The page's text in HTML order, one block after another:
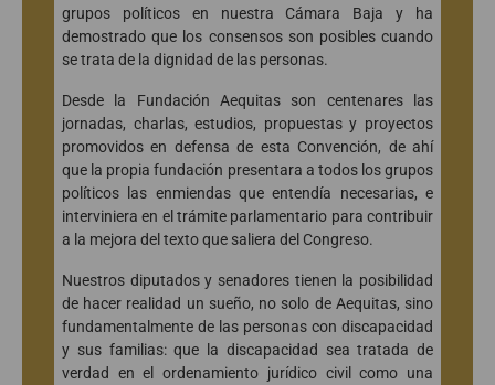
grupos políticos en nuestra Cámara Baja y ha
demostrado que los consensos son posibles cuando
se trata de la dignidad de las personas.
Desde la Fundación Aequitas son centenares las
jornadas, charlas, estudios, propuestas y proyectos
promovidos en defensa de esta Convención, de ahí
que la propia fundación presentara a todos los grupos
políticos las enmiendas que entendía necesarias, e
interviniera en el trámite parlamentario para contribuir
a la mejora del texto que saliera del Congreso.
Nuestros diputados y senadores tienen la posibilidad
de hacer realidad un sueño, no solo de Aequitas, sino
fundamentalmente de las personas con discapacidad
y sus familias: que la discapacidad sea tratada de
verdad en el ordenamiento jurídico civil como una